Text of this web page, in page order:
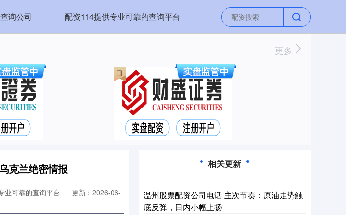
询公司 配资114提供专业可靠的查询平台
更多
克兰绝密情报
业可靠的查询平台
更新：2026-06-
相关更新
温州股票配资公司电话 主次节奏：原油走势触
底反弹，日内小幅上扬